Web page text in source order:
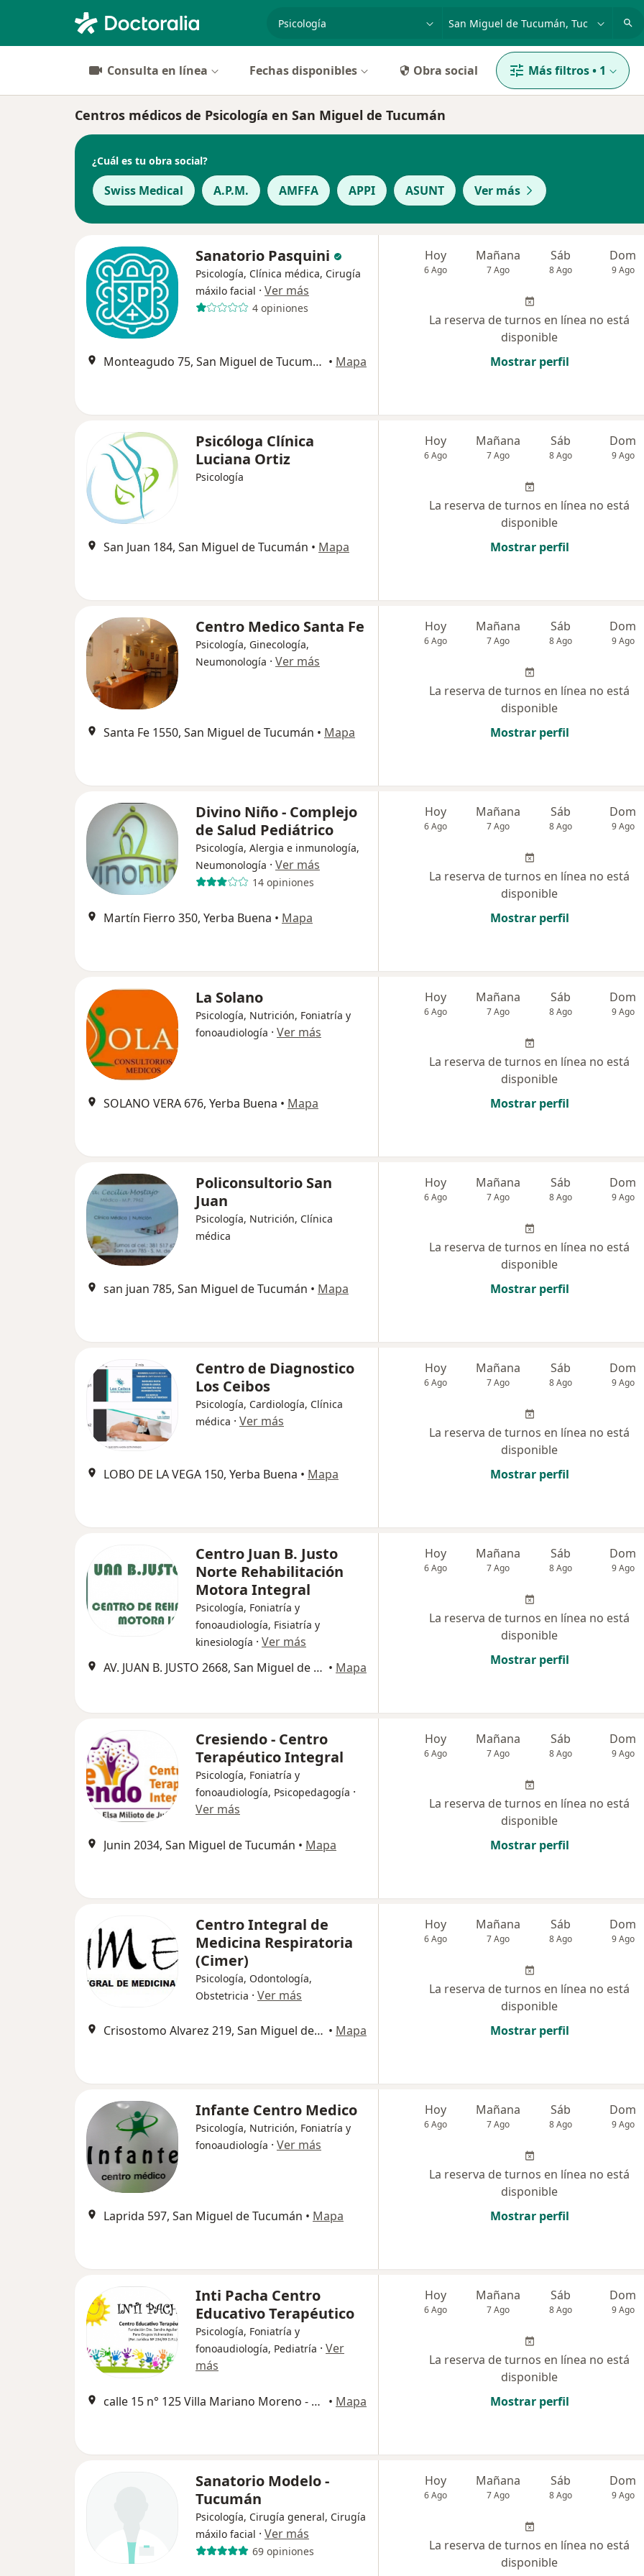
especialidad, enfermedad o nombre
Consulta en línea Fechas disponibles Obra social Más filtros• 1
Centros médicos de Psicología en San Miguel de Tucumán
¿Cuál es tu obra social?
Swiss Medical A.P.M. AMFFA APPI ASUNT Ver más
Sanatorio Pasquini
Psicología, Clínica médica, Cirugía
máxilo facial · Ver más
4 opiniones
Monteagudo 75, San Miguel de Tucumán • Mapa
Hoy
6 Ago
Mañana
7 Ago
Sáb
8 Ago
Dom
9 Ago
La reserva de turnos en línea no está
disponible
Mostrar perfil
Psicóloga Clínica
Luciana Ortiz
Psicología
San Juan 184, San Miguel de Tucumán • Mapa
Hoy
6 Ago
Mañana
7 Ago
Sáb
8 Ago
Dom
9 Ago
La reserva de turnos en línea no está
disponible
Mostrar perfil
Centro Medico Santa Fe
Psicología, Ginecología,
Neumonología · Ver más
Santa Fe 1550, San Miguel de Tucumán • Mapa
Hoy
6 Ago
Mañana
7 Ago
Sáb
8 Ago
Dom
9 Ago
La reserva de turnos en línea no está
disponible
Mostrar perfil
Divino Niño - Complejo
de Salud Pediátrico
Psicología, Alergia e inmunología,
Neumonología · Ver más
14 opiniones
Martín Fierro 350, Yerba Buena • Mapa
Hoy
6 Ago
Mañana
7 Ago
Sáb
8 Ago
Dom
9 Ago
La reserva de turnos en línea no está
disponible
Mostrar perfil
La Solano
Psicología, Nutrición, Foniatría y
fonoaudiología · Ver más
SOLANO VERA 676, Yerba Buena • Mapa
Hoy
6 Ago
Mañana
7 Ago
Sáb
8 Ago
Dom
9 Ago
La reserva de turnos en línea no está
disponible
Mostrar perfil
Policonsultorio San
Juan
Psicología, Nutrición, Clínica
médica
san juan 785, San Miguel de Tucumán • Mapa
Hoy
6 Ago
Mañana
7 Ago
Sáb
8 Ago
Dom
9 Ago
La reserva de turnos en línea no está
disponible
Mostrar perfil
Centro de Diagnostico
Los Ceibos
Psicología, Cardiología, Clínica
médica · Ver más
LOBO DE LA VEGA 150, Yerba Buena • Mapa
Hoy
6 Ago
Mañana
7 Ago
Sáb
8 Ago
Dom
9 Ago
La reserva de turnos en línea no está
disponible
Mostrar perfil
Centro Juan B. Justo
Norte Rehabilitación
Motora Integral
Psicología, Foniatría y
fonoaudiología, Fisiatría y
kinesiología · Ver más
AV. JUAN B. JUSTO 2668, San Miguel de Tucumán • Mapa
Hoy
6 Ago
Mañana
7 Ago
Sáb
8 Ago
Dom
9 Ago
La reserva de turnos en línea no está
disponible
Mostrar perfil
Cresiendo - Centro
Terapéutico Integral
Psicología, Foniatría y
fonoaudiología, Psicopedagogía ·
Ver más
Junin 2034, San Miguel de Tucumán • Mapa
Hoy
6 Ago
Mañana
7 Ago
Sáb
8 Ago
Dom
9 Ago
La reserva de turnos en línea no está
disponible
Mostrar perfil
Centro Integral de
Medicina Respiratoria
(Cimer)
Psicología, Odontología,
Obstetricia · Ver más
Crisostomo Alvarez 219, San Miguel de Tucumán • Mapa
Hoy
6 Ago
Mañana
7 Ago
Sáb
8 Ago
Dom
9 Ago
La reserva de turnos en línea no está
disponible
Mostrar perfil
Infante Centro Medico
Psicología, Nutrición, Foniatría y
fonoaudiología · Ver más
Laprida 597, San Miguel de Tucumán • Mapa
Hoy
6 Ago
Mañana
7 Ago
Sáb
8 Ago
Dom
9 Ago
La reserva de turnos en línea no está
disponible
Mostrar perfil
Inti Pacha Centro
Educativo Terapéutico
Psicología, Foniatría y
fonoaudiología, Pediatría · Ver
más
calle 15 n° 125 Villa Mariano Moreno - Las Talitas, Las Talitas • Mapa
Hoy
6 Ago
Mañana
7 Ago
Sáb
8 Ago
Dom
9 Ago
La reserva de turnos en línea no está
disponible
Mostrar perfil
Sanatorio Modelo -
Tucumán
Psicología, Cirugía general, Cirugía
máxilo facial · Ver más
69 opiniones
Hoy
6 Ago
Mañana
7 Ago
Sáb
8 Ago
Dom
9 Ago
La reserva de turnos en línea no está
disponible